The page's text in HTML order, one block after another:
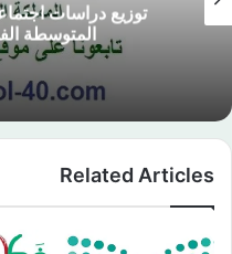
توزيع دراسات
المتوسطة
Related Articles